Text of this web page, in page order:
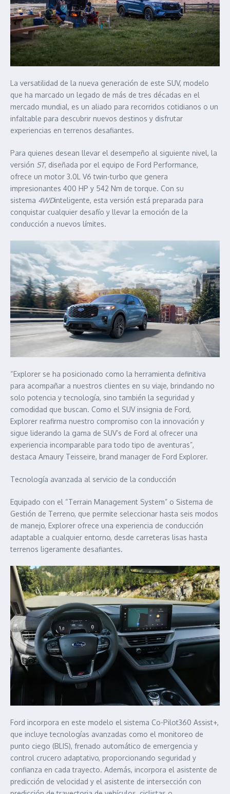
La versatilidad de la nueva generación de este SUV, modelo
que ha marcado un legado de más de tres décadas en el
mercado mundial, es un aliado para recorridos cotidianos o un
infaltable para descubrir nuevos destinos y disfrutar
experiencias en terrenos desafiantes.
Para quienes desean llevar el desempeño al siguiente nivel, la
versión ST, diseñada por el equipo de Ford Performance,
ofrece un motor 3.0L V6 twin-turbo que genera
impresionantes 400 HP y 542 Nm de torque. Con su
sistema 4WDinteligente, esta versión está preparada para
conquistar cualquier desafío y llevar la emoción de la
conducción a nuevos límites.
“Explorer se ha posicionado como la herramienta definitiva
para acompañar a nuestros clientes en su viaje, brindando no
solo potencia y tecnología, sino también la seguridad y
comodidad que buscan. Como el SUV insignia de Ford,
Explorer reafirma nuestro compromiso con la innovación y
sigue liderando la gama de SUV’s de Ford al ofrecer una
experiencia incomparable para todo tipo de aventuras”,
destaca Amaury Teisseire, brand manager de Ford Explorer.
Tecnología avanzada al servicio de la conducción
Equipado con el “Terrain Management System” o Sistema de
Gestión de Terreno, que permite seleccionar hasta seis modos
de manejo, Explorer ofrece una experiencia de conducción
adaptable a cualquier entorno, desde carreteras lisas hasta
terrenos ligeramente desafiantes.
Ford incorpora en este modelo el sistema Co-Pilot360 Assist+,
que incluye tecnologías avanzadas como el monitoreo de
punto ciego (BLIS), frenado automático de emergencia y
control crucero adaptativo, proporcionando seguridad y
confianza en cada trayecto. Además, incorpora el asistente de
predicción de velocidad y el asistente de intersección con